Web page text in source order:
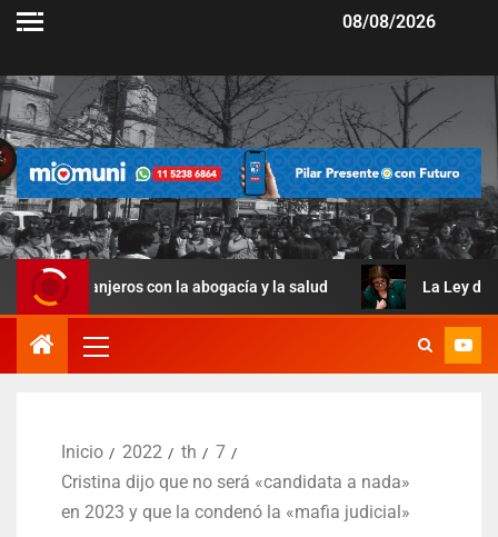
08/08/2026
con la abogacía y la salud La Ley de Manejo del
Inicio 2022 th
7
Cristina dijo que no será «candidata a nada»
en 2023 y que la condenó la «mafia judicial»